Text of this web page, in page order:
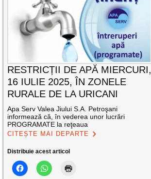
RESTRICȚII DE APĂ MIERCURI,
16 IULIE 2025, ÎN ZONELE
RURALE DE LA URICANI
Apa Serv Valea Jiului S.A. Petroşani
informează că, în vederea unor lucrări
PROGRAMATE la reţeaua
CITEȘTE MAI DEPARTE
Distribuie acest articol